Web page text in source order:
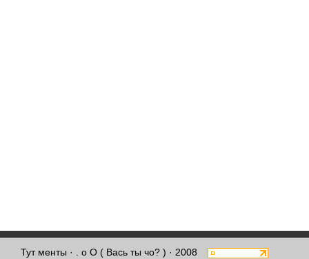
Тут менты · . о О ( Вась ты чо? ) · 2008